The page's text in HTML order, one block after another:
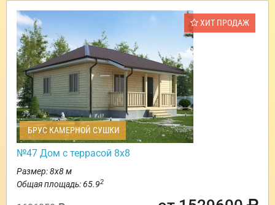
ХИТ ПРОДАЖ
БРУС КАМЕРНОЙ СУШКИ
№47 Дом с террасой 8х8
Размер: 8х8 м
Общая площадь: 65.92